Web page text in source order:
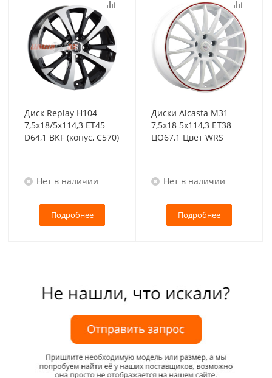
Диск Replay H104
7,5x18/5x114,3 ET45
D64,1 BKF (конус, C570)
Нет в наличии
Подробнее
Диски Alcasta M31
7,5x18 5x114,3 ET38
ЦО67,1 Цвет WRS
Нет в наличии
Подробнее